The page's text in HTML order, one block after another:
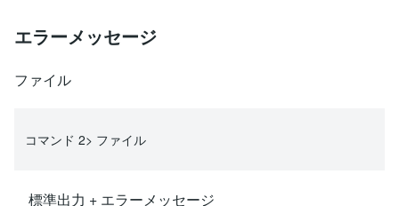
エラーメッセージ
ファイル
コマンド 2> ファイル
標準出力 + エラーメッセージ